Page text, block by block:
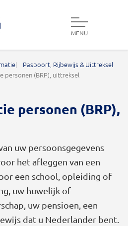
MENU
Paspoort, Rijbewijs & Uittreksel
personen (BRP), uittreksel
personen (BRP),
uw persoonsgegevens
het afleggen van een
een school, opleiding of
uw huwelijk of
uw pensioen, een
dat u Nederlander bent.